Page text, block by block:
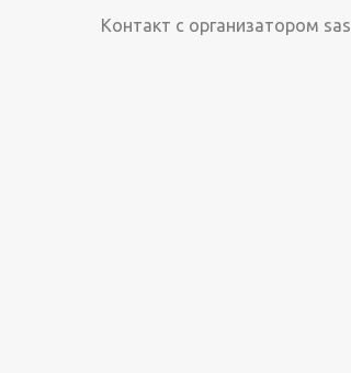
Контакт с организатором